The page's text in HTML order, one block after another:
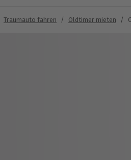
Traumauto fahren / Oldtimer mieten /